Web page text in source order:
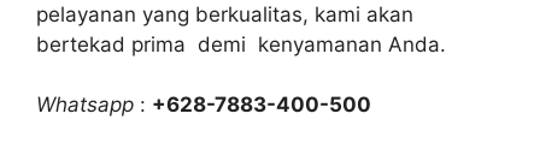
pelayanan yang berkualitas, kami akan
bertekad prima demi kenyamanan Anda.
Whatsapp : +628-7883-400-500